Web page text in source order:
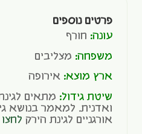
פרטים נוספים
עונה: חורף
משפחה: מצליבים
ארץ מוצא: אירופה
שיטת גידול: מתאים
ואדנית. למאמר בנושא
אורגניים לגינת הירק